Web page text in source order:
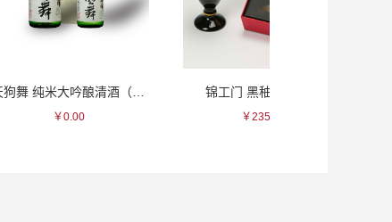
天狗舞 纯米大吟酿清酒（盒） 锦工门 黑秞金带瓷杯